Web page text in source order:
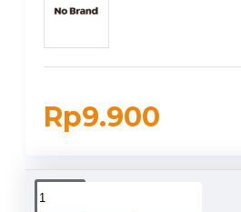
Rp9.900
DUKUNGAN PENGIRIMAN